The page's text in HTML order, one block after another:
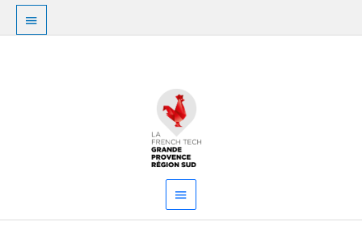
Aller
contenu
Au
dessus
principal